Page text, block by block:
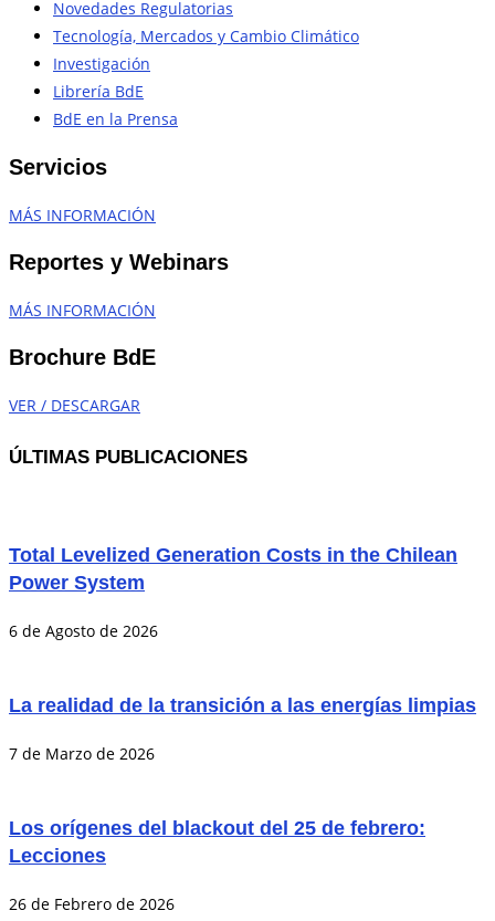
Novedades Regulatorias
Tecnología, Mercados y Cambio Climático
Investigación
Librería BdE
BdE en la Prensa
Servicios
MÁS INFORMACIÓN
Reportes y Webinars
MÁS INFORMACIÓN
Brochure BdE
VER / DESCARGAR
ÚLTIMAS PUBLICACIONES
Total Levelized Generation Costs in the Chilean
Power System
6 de Agosto de 2026
La realidad de la transición a las energías limpias
7 de Marzo de 2026
Los orígenes del blackout del 25 de febrero:
Lecciones
26 de Febrero de 2026